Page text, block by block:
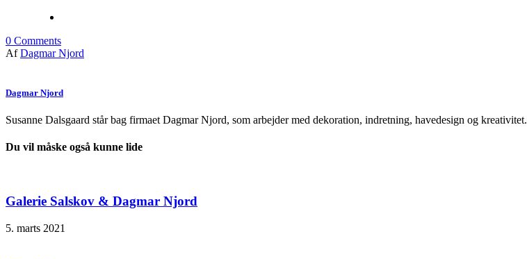
0 Comments
Af Dagmar Njord
Dagmar Njord
Susanne Dalsgaard står bag firmaet Dagmar Njord, som arbejder med dekoration, indretning, havedesign og kreativitet.
Du vil måske også kunne lide
Galerie Salskov & Dagmar Njord
5. marts 2021